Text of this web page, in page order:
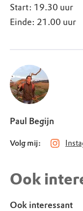
Start: 19.30 uur
Einde: 21.00 uur
Paul Begijn
Volg mij:
Ook
Ook interessant